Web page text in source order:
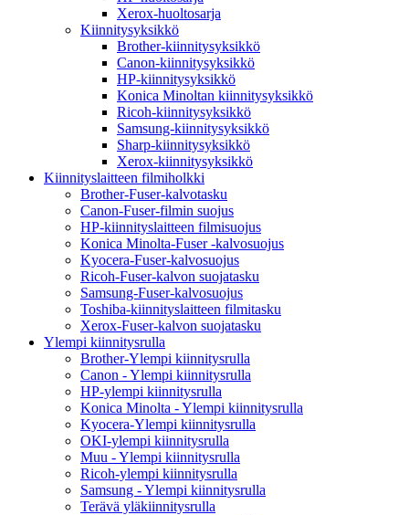
Xerox-huoltosarja
Kiinnitysyksikkö
Brother-kiinnitysyksikkö
Canon-kiinnitysyksikkö
HP-kiinnitysyksikkö
Konica Minoltan kiinnitysyksikkö
Ricoh-kiinnitysyksikkö
Samsung-kiinnitysyksikkö
Sharp-kiinnitysyksikkö
Xerox-kiinnitysyksikkö
Kiinnityslaitteen filmiholkki
Brother-Fuser-kalvotasku
Canon-Fuser-filmin suojus
HP-kiinnityslaitteen filmisuojus
Konica Minolta-Fuser -kalvosuojus
Kyocera-Fuser-kalvosuojus
Ricoh-Fuser-kalvon suojatasku
Samsung-Fuser-kalvosuojus
Toshiba-kiinnityslaitteen filmitasku
Xerox-Fuser-kalvon suojatasku
Ylempi kiinnitysrulla
Brother-Ylempi kiinnitysrulla
Canon - Ylempi kiinnitysrulla
HP-ylempi kiinnitysrulla
Konica Minolta - Ylempi kiinnitysrulla
Kyocera-Ylempi kiinnitysrulla
OKI-ylempi kiinnitysrulla
Muu - Ylempi kiinnitysrulla
Ricoh-ylempi kiinnitysrulla
Samsung - Ylempi kiinnitysrulla
Terävä yläkiinnitysrulla